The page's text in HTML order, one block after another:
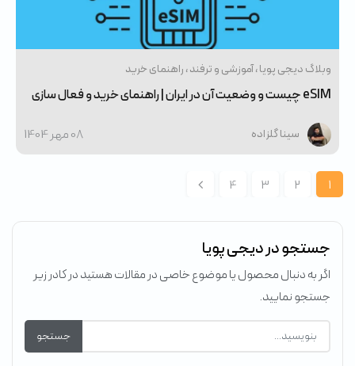
وبلاگ دیجی پویا آموزشی و ترفند راهنمای خرید
eSIM چیست و وضعیت آن در ایران | راهنمای خرید و فعال‌ سازی
سینا گلزاده 08 مهر 1404
1
2
3
4
جستجو در دیجی پویا
اگر به دنبال محصول یا موضوع خاصی در مقالات هستید در کادر زیر
جستجو نمایید.
جستجو